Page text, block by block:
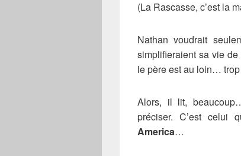
(La Rascasse, c’est la
Nathan voudrait
simplifieraient sa vie
le père est au loin…
Alors, il lit,
préciser. C’est celui
America…